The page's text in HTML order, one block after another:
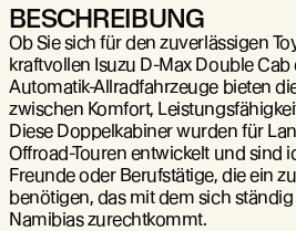
BESCHREIBUNG
Ob Sie sich für den zuverlässigen
kraftvollen Isuzu D-Max Double
Automatik-Allradfahrzeuge bieten
zwischen Komfort,
Diese Doppelkabiner wurden für
Offroad-Touren entwickelt und sind
Freunde oder Berufstätige, die ein
benötigen, das mit dem sich
Namibias zurechtkommt.